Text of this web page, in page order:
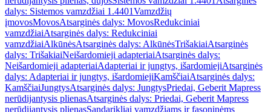
dalys: Sistemos vamzdžiai 1.4401Vamzdžių
įmovosMovosAtsarginės dalys: MovosRedukciniai
vamzdžiaiAtsarginės dalys: Redukciniai
vamzdžiaiAlkūnėsAtsarginės dalys: AlkūnėsTrišakiaiAtsarginės
dalys: TrišakiaiNeišardomieji adapteriaiAtsarginės dalys:
Neišardomieji adapteriaiAdapteriai ir jungtys, išardomiejiAtsarginės
dalys: Adapteriai ir jungtys, išardomiejiKamščiaiAtsarginės dalys:
KamščiaiJungtysAtsarginės dalys: JungtysPriedai, Geberit Mapress
nerūdijantysis plienasAtsarginės dalys: Priedai, Geberit Mapress
nerūdijantysis plienasSandarikliai vamzdžiams ir fasoninėms